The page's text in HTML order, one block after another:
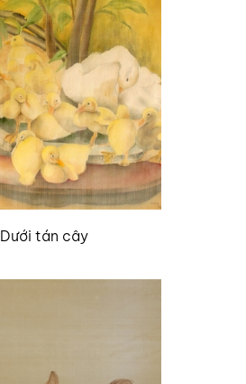
Dưới tán cây